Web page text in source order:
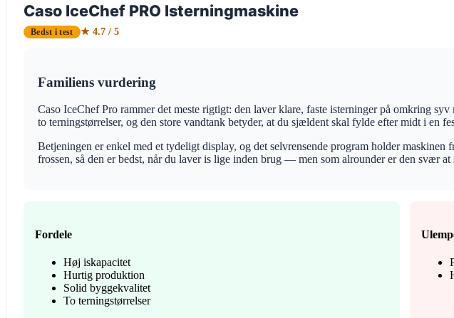
Caso IceChef PRO Isterningmaskine
Bedst i test ★ 4.7 / 5
Familiens vurdering
Caso IceChef Pro rammer det meste rigtigt: den laver klare, faste isterninger på omkring
to terningstørrelser, og den store vandtank betyder, at du sjældent skal fylde efter midt i en
Betjeningen er enkel med et tydeligt display, og det selvrensende program holder
frossen, så den er bedst, når du laver is lige inden brug — men som alrounder er den svær at
Fordele
Høj iskapacitet
Hurtig produktion
Solid byggekvalitet
To terningstørrelser